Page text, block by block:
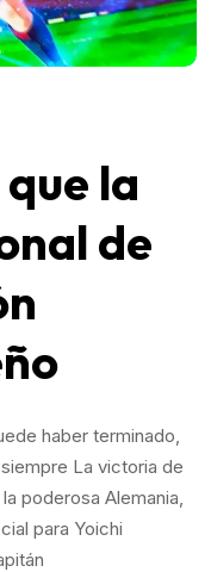
la
de
haber terminado,
La victoria de
poderosa Alemania,
para Yoichi